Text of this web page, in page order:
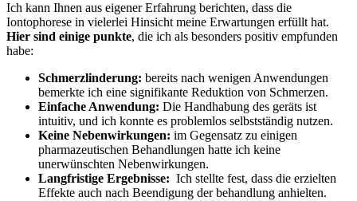
Ich kann Ihnen‍ aus eigener Erfahrung ⁣berichten, dass die
Iontophorese in vielerlei Hinsicht meine​ Erwartungen erfüllt hat.
Hier ​sind⁢ einige punkte, die ​ich ⁢als besonders positiv empfunden⁢
habe:
Schmerzlinderung: bereits nach wenigen​ Anwendungen
bemerkte ich eine signifikante Reduktion ‌von Schmerzen.
Einfache Anwendung: Die Handhabung​ des geräts ist
intuitiv, ⁢und ich ⁣konnte es problemlos selbstständig‍ nutzen.
Keine Nebenwirkungen: ‌im⁣ Gegensatz zu einigen
pharmazeutischen Behandlungen hatte ich⁢ keine
unerwünschten Nebenwirkungen.
Langfristige⁢ Ergebnisse: ​ Ich ‌stellte‍ fest, dass die erzielten
Effekte auch nach ‍Beendigung​ der behandlung anhielten.